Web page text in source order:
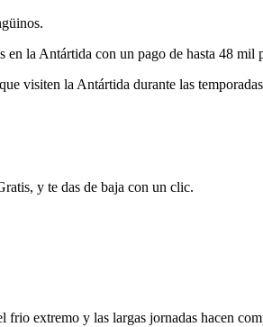
la Antártida con un pago de hasta 48 mil
visiten la Antártida durante las
y te das de baja con un clic.
extremo y las largas jornadas hacen